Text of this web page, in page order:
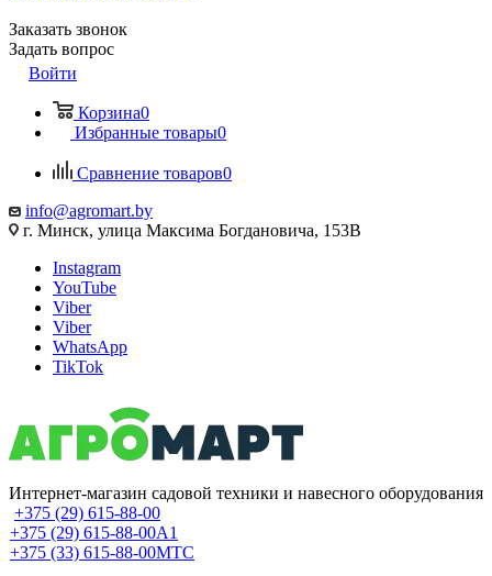
Заказать звонок
Задать вопрос
Войти
Корзина0
Избранные товары0
Сравнение товаров0
info@agromart.by
г. Минск, улица Максима Богдановича, 153В
Instagram
YouTube
Viber
Viber
WhatsApp
TikTok
Интернет-магазин садовой техники и навесного оборудования
+375 (29) 615-88-00
+375 (29) 615-88-00A1
+375 (33) 615-88-00МТС